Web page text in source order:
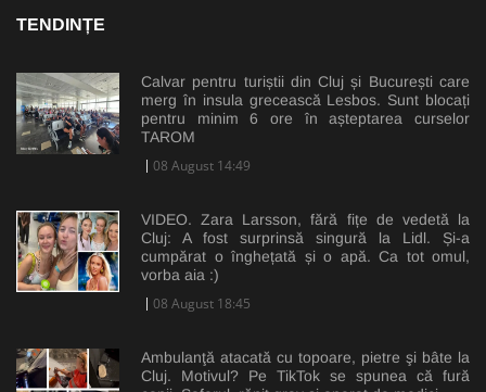
TENDINȚE
Calvar pentru turiștii din Cluj și București care
merg în insula grecească Lesbos. Sunt blocați
pentru minim 6 ore în așteptarea curselor
TAROM
08 August 14:49
VIDEO. Zara Larsson, fără fițe de vedetă la
Cluj: A fost surprinsă singură la Lidl. Și-a
cumpărat o înghețată și o apă. Ca tot omul,
vorba aia :)
08 August 18:45
Ambulanţă atacată cu topoare, pietre şi bâte la
Cluj. Motivul? Pe TikTok se spunea că fură